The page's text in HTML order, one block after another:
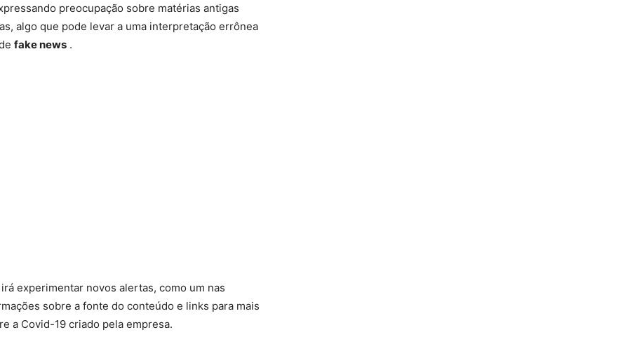
preocupação sobre matérias antigas
algo que pode levar a uma interpretação errônea
fake news .
experimentar novos alertas, como um nas
sobre a fonte do conteúdo e links para mais
a Covid-19 criado pela empresa.